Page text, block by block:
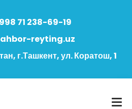
71 238-69-19
reyting.uz
г.Ташкент, ул. Коратош, 1